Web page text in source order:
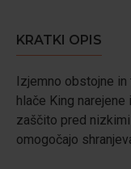
KRATKI OPIS
Izjemno obstojne
hlače King
zaščito pred
omogočajo